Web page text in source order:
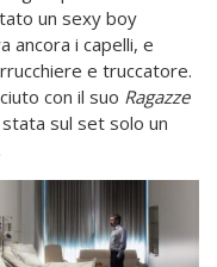
un sexy boy
ancora i capelli, e
e truccatore.
con il suo Ragazze
sul set solo un